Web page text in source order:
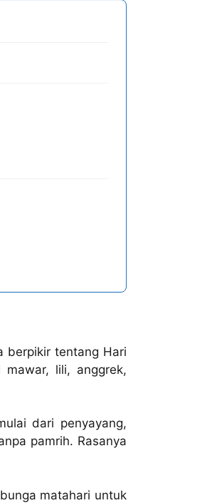
berpikir tentang Hari
lili, anggrek,
dari penyayang,
pamrih. Rasanya
matahari untuk